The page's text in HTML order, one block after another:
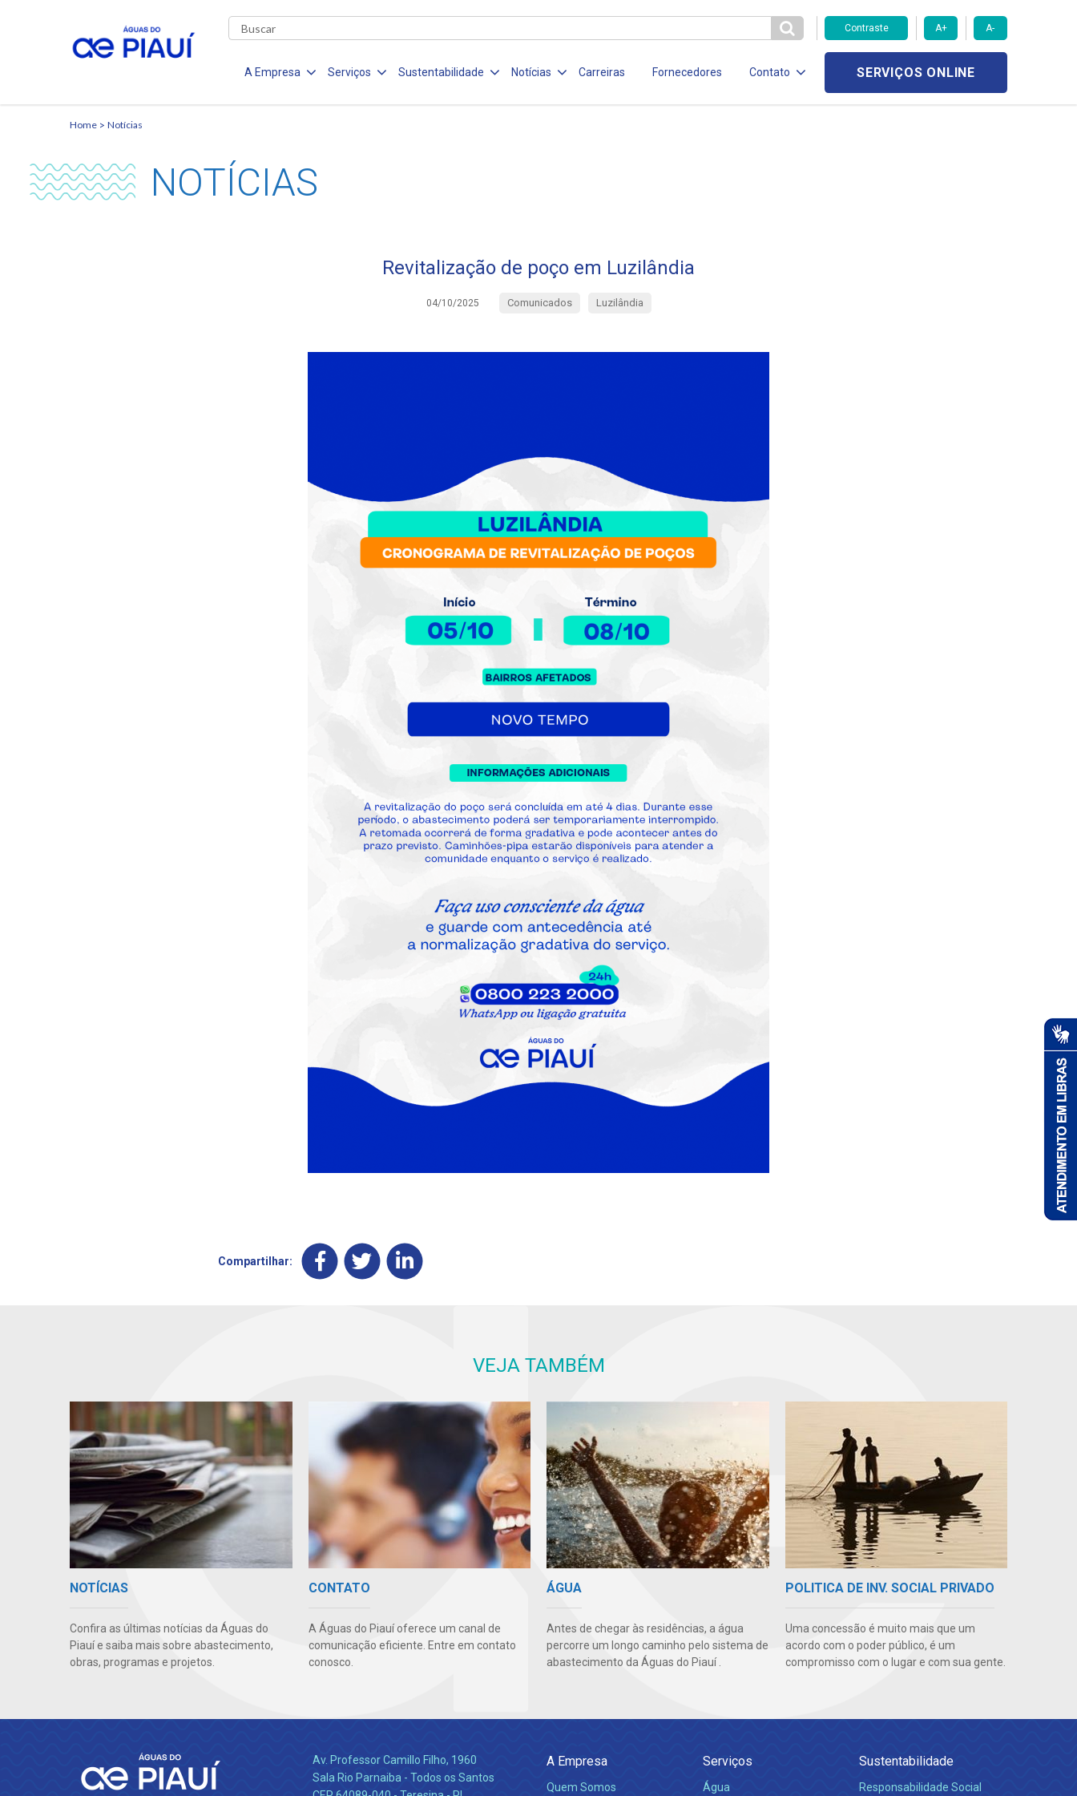
Contraste A+ A-
A Empresa Serviços Sustentabilidade Notícias Carreiras Fornecedores Contato SERVIÇOS ONLINE
Home Notícias
NOTÍCIAS
Revitalização de poço em Luzilândia
04/10/2025 Comunicados Luzilândia
Compartilhar:
VEJA TAMBÉM
NOTÍCIAS
Confira as últimas notícias da Águas do
Piauí e saiba mais sobre abastecimento,
obras, programas e projetos.
CONTATO
A Águas do Piauí oferece um canal de
comunicação eficiente. Entre em contato
conosco.
ÁGUA
Antes de chegar às residências, a água
percorre um longo caminho pelo sistema de
abastecimento da Águas do Piauí .
POLITICA DE INV. SOCIAL PRIVADO
Uma concessão é muito mais que um
acordo com o poder público, é um
compromisso com o lugar e com sua gente.
Av. Professor Camillo Filho, 1960
Sala Rio Parnaiba - Todos os Santos
A Empresa
Quem Somos
Serviços
Água
Sustentabilidade
Responsabilidade Social